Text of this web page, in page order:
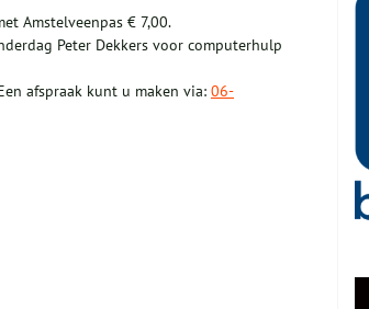
Amstelveenpas € 7,00.
Peter Dekkers voor computerhulp
afspraak kunt u maken via: 06-